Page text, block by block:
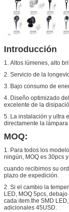
Introducción
1. Altos lúmenes, alto
2. Servicio de la
3. Bajo consumo de
4. Diseño optimizado
excelente de la
5. La instalación y ultra
directamente la
MOQ:
1. Para todos los
ningún, MOQ es 30pcs
cuando recibimos su
plazo de expedición.
2. Si el cambio la
LED, MOQ 5pcs,
cada item.the SMD
adicionales 45USD.